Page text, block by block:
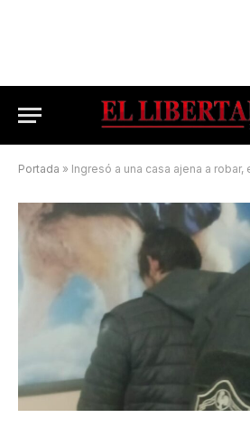
Portada » Ingresó a una casa ajena a robar, el